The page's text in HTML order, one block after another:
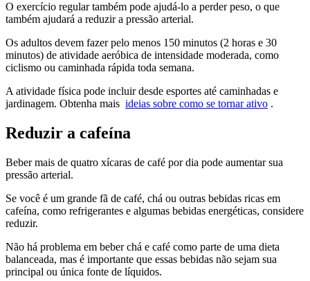
O exercício regular também pode ajudá-lo a perder peso, o que
também ajudará a reduzir a pressão arterial.
Os adultos devem fazer pelo menos 150 minutos (2 horas e 30
minutos) de atividade aeróbica de intensidade moderada, como
ciclismo ou caminhada rápida toda semana.
A atividade física pode incluir desde esportes até caminhadas e
jardinagem. Obtenha mais ideias sobre como se tornar ativo .
Reduzir a cafeína
Beber mais de quatro xícaras de café por dia pode aumentar sua
pressão arterial.
Se você é um grande fã de café, chá ou outras bebidas ricas em
cafeína, como refrigerantes e algumas bebidas energéticas, considere
reduzir.
Não há problema em beber chá e café como parte de uma dieta
balanceada, mas é importante que essas bebidas não sejam sua
principal ou única fonte de líquidos.